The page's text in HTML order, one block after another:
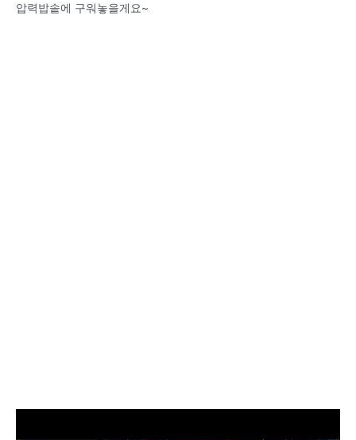
압력밥솥에 구워놓을게요~